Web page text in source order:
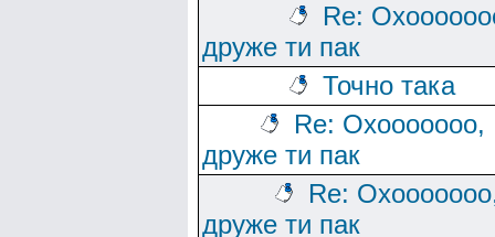
Re:
друже ти пак
Точно така
Re: Охооооооо,
друже ти пак
Re:
друже ти пак